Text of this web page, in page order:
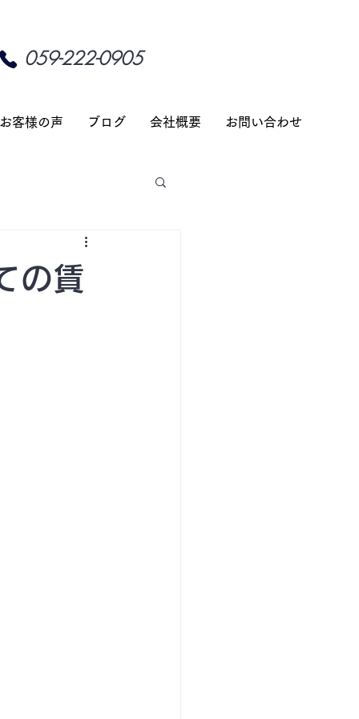
059-222-0905
客様の声 ブログ 会社概要 お問い合わせ
の賃